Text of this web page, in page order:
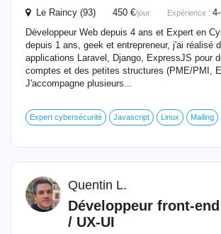
Le Raincy (93) 450 €/jour Expérience :
Développeur Web depuis 4 ans et Expert en
depuis 1 ans, geek et entrepreneur, j'ai réalisé
applications Laravel, Django, ExpressJS pour
comptes et des petites structures (PME/PMI,
J'accompagne plusieurs...
Expert cybersécurité Javascript Linux Mailing
Quentin L.
Développeur front-
/ UX-UI